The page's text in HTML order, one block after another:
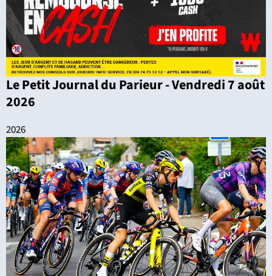
Le Petit Journal du Parieur - Vendredi 7 août
2026
2026